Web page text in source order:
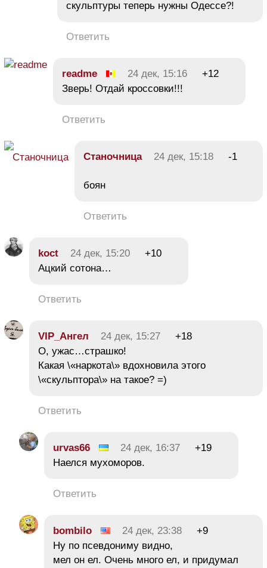
скульптуры теперь нужны Одессе?!
Ответить
readme 24 дек, 15:16
+12
Зверь! Отдай кроссовки!!!
Ответить
Станочница 24 дек, 15:18 -1
боян
Ответить
koct 24 дек, 15:20
+10
Ацкий сотона…
Ответить
VIP_Ангел 24 дек, 15:27
+18
О, ужас…страшко!
Какая \«наркота\» вдохновила этого
\«скульптора\» на такое? =)
Ответить
urvas66 24 дек, 16:37
+19
Наелся мухоморов.
Ответить
bombilo 24 дек, 23:38
+9
Ну по псевдониму видно,
мел он ел. Очень много ел, и придумал